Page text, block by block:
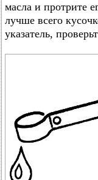
масла и протрите
лучше всего
указатель,